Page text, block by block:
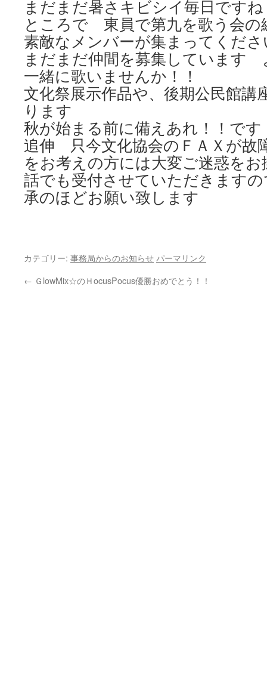
プ
まだまだ暑さキビシイ毎日です
ところで 東員で第九を歌う会の
素敵なメンバーが集まってくだ
まだまだ仲間を募集しています
一緒に歌いませんか！！
文化祭展示作品や、後期公民館講
ります
秋が始まる前に備えあれ！！です
追伸 只今文化協会のＦＡＸが
をお考えの方には大変ご迷惑を
話でも受付させていただきます
承のほどお願い致します
カテゴリー: 事務局からのお知らせ パーマリンク
← ＧlowMix☆のＨocusPocus優勝おめでとう！！